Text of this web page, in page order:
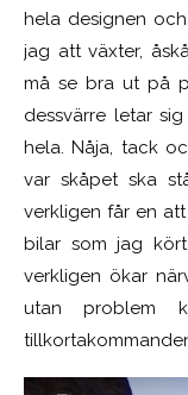
hela designen
jag att växter,
må se bra ut på
dessvärre letar
hela. Nåja, tack
var skåpet ska
verkligen får en
bilar som jag
verkligen ökar
utan problem